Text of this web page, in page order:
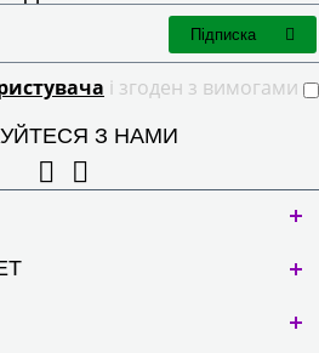
і згоден з вимогами
Підписка
З НАМИ